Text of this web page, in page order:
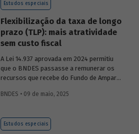
Setor Público debatarem um novo
região.
Estudos especiais
Flexibilização da taxa de longo
prazo (TLP): mais atratividade
sem custo fiscal
A Lei 14.937 aprovada em 2024 permitiu
que o BNDES passasse a remunerar os
recursos que recebe do Fundo de Amparo
quanto por taxas nominais prefixadas de
impacto dessa mudança na atratividade
do apoio do BNDES.
BNDES • 09 de maio, 2025
Estudos especiais